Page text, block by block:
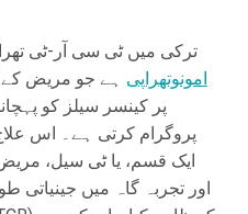
ترکی میں ٹی سی آر-ٹی
امونوتھراپی ہے جو مریض کے
پر کینسر سیلز کو
پروگرام کرتی ہے۔ اس
ایک قسم، یا ٹی سیل،
اور تجربہ گاہ میں جینیاتی